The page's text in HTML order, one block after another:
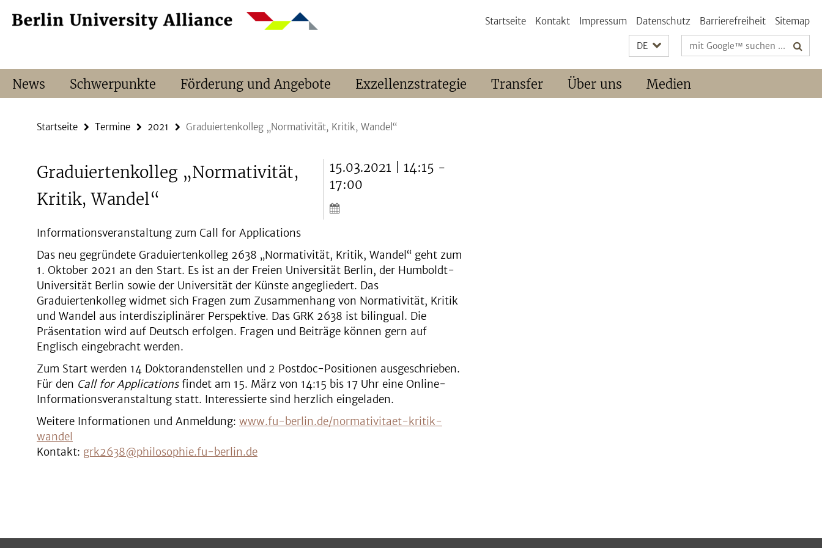
direkt
Service-
Startseite Kontakt Impressum Datenschutz Barrierefreiheit Sitemap
DE Suchbegriffe
News Schwerpunkte Förderung und Angebote Exzellenzstrategie Transfer Über uns Medien
Startseite Termine 2021 Graduiertenkolleg „Normativität, Kritik, Wandel“
Graduiertenkolleg „Normativität,
Kritik, Wandel“
15.03.2021 | 14:15 -
17:00
Informationsveranstaltung zum Call for Applications
Das neu gegründete Graduiertenkolleg 2638 „Normativität, Kritik, Wandel“ geht zum
1. Oktober 2021 an den Start. Es ist an der Freien Universität Berlin, der Humboldt-
Universität Berlin sowie der Universität der Künste angegliedert. Das
Graduiertenkolleg widmet sich Fragen zum Zusammenhang von Normativität, Kritik
und Wandel aus interdisziplinärer Perspektive. Das GRK 2638 ist bilingual. Die
Präsentation wird auf Deutsch erfolgen. Fragen und Beiträge können gern auf
Englisch eingebracht werden.
Zum Start werden 14 Doktorandenstellen und 2 Postdoc-Positionen ausgeschrieben.
Für den Call for Applicationsfindet am 15. März von 14:15 bis 17 Uhr eine Online-
Informationsveranstaltung statt. Interessierte sind herzlich eingeladen.
Weitere Informationen und Anmeldung: www.fu-berlin.de/normativitaet-kritik-
wandel
Kontakt: grk2638@philosophie.fu-berlin.de